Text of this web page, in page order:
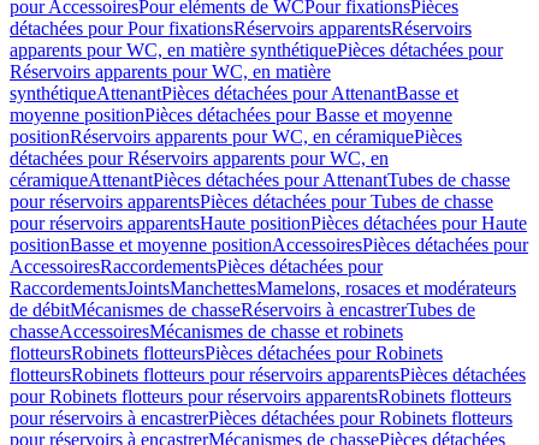
pour AccessoiresPour eléments de WCPour fixationsPièces
détachées pour Pour fixationsRéservoirs apparentsRéservoirs
apparents pour WC, en matière synthétiquePièces détachées pour
Réservoirs apparents pour WC, en matière
synthétiqueAttenantPièces détachées pour AttenantBasse et
moyenne positionPièces détachées pour Basse et moyenne
positionRéservoirs apparents pour WC, en céramiquePièces
détachées pour Réservoirs apparents pour WC, en
céramiqueAttenantPièces détachées pour AttenantTubes de chasse
pour réservoirs apparentsPièces détachées pour Tubes de chasse
pour réservoirs apparentsHaute positionPièces détachées pour Haute
positionBasse et moyenne positionAccessoiresPièces détachées pour
AccessoiresRaccordementsPièces détachées pour
RaccordementsJointsManchettesMamelons, rosaces et modérateurs
de débitMécanismes de chasseRéservoirs à encastrerTubes de
chasseAccessoiresMécanismes de chasse et robinets
flotteursRobinets flotteursPièces détachées pour Robinets
flotteursRobinets flotteurs pour réservoirs apparentsPièces détachées
pour Robinets flotteurs pour réservoirs apparentsRobinets flotteurs
pour réservoirs à encastrerPièces détachées pour Robinets flotteurs
pour réservoirs à encastrerMécanismes de chassePièces détachées